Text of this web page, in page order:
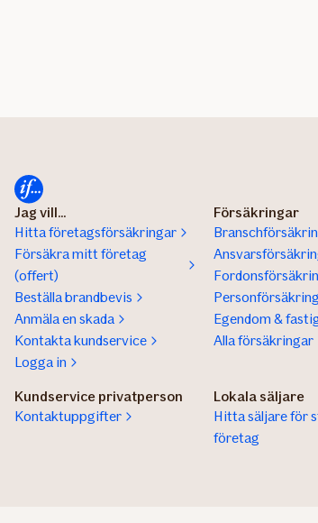
Jag vill...
Hitta företagsförsäkringar
Försäkra mitt företag
(offert)
Beställa brandbevis
Anmäla en skada
Kontakta kundservice
Logga in
Försäkringar
Egendom &
Alla försäkringar
Kundservice privatperson
Kontaktuppgifter
Lokala säljare
Hitta säljare för
företag